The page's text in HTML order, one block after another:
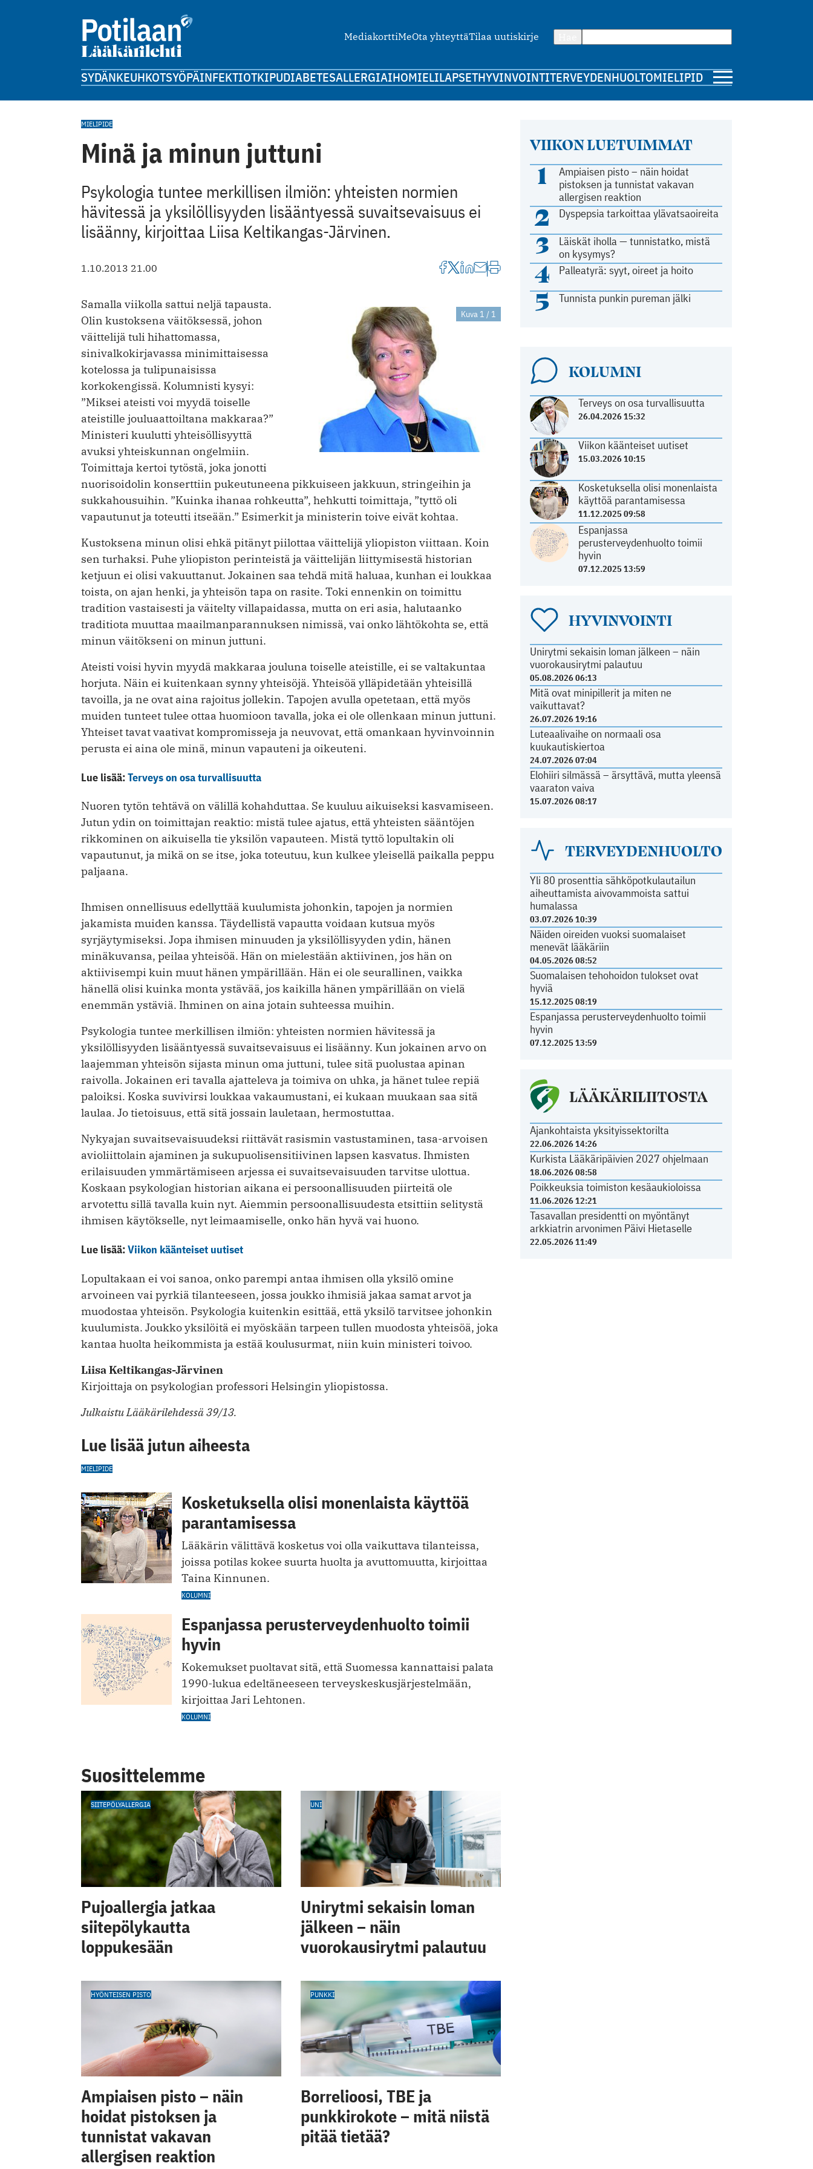
MediakorttiMeOta yhteyttäTilaa uutiskirje
SYDÄNKEUHKOTSYÖPÄINFEKTIOTKIPUDIABETESALLERGIAIHOMIELILAPSETHYVINVOINTITERVEYDENHUOLTOMIELIPIDE
VIIKON LUETUIMMAT
1
Ampiaisen pisto – näin hoidat
pistoksen ja tunnistat vakavan
allergisen reaktion
2 Dyspepsia tarkoittaa ylävatsaoireita
3
Läiskät iholla — tunnistatko, mistä
on kysymys?
4 Palleatyrä: syyt, oireet ja hoito
5 Tunnista punkin pureman jälki
KOLUMNI
Terveys on osa turvallisuutta
26.04.2026 15:32
Viikon käänteiset uutiset
15.03.2026 10:15
Kosketuksella olisi monenlaista
käyttöä parantamisessa
11.12.2025 09:58
Espanjassa
perusterveydenhuolto toimii
hyvin
07.12.2025 13:59
HYVINVOINTI
Unirytmi sekaisin loman jälkeen – näin
vuorokausirytmi palautuu
05.08.2026 06:13
Mitä ovat minipillerit ja miten ne
vaikuttavat?
26.07.2026 19:16
Luteaalivaihe on normaali osa
kuukautiskiertoa
24.07.2026 07:04
Elohiiri silmässä – ärsyttävä, mutta yleensä
vaaraton vaiva
15.07.2026 08:17
TERVEYDENHUOLTO
Yli 80 prosenttia sähköpotkulautailun
aiheuttamista aivovammoista sattui
humalassa
03.07.2026 10:39
Näiden oireiden vuoksi suomalaiset
menevät lääkäriin
04.05.2026 08:52
Suomalaisen tehohoidon tulokset ovat
hyviä
15.12.2025 08:19
Espanjassa perusterveydenhuolto toimii
hyvin
07.12.2025 13:59
LÄÄKÄRILIITOSTA
Ajankohtaista yksityissektorilta
22.06.2026 14:26
Kurkista Lääkäripäivien 2027 ohjelmaan
18.06.2026 08:58
Poikkeuksia toimiston kesäaukioloissa
11.06.2026 12:21
Tasavallan presidentti on myöntänyt
arkkiatrin arvonimen Päivi Hietaselle
22.05.2026 11:49
MIELIPIDE
Minä ja minun juttuni
Psykologia tuntee merkillisen ilmiön: yhteisten normien
hävitessä ja yksilöllisyyden lisääntyessä suvaitsevaisuus ei
lisäänny, kirjoittaa Liisa Keltikangas-Järvinen.
1.10.2013 21.00
Kuva 1 / 1
Samalla viikolla sattui neljä tapausta.
Olin kustoksena väitöksessä, johon
väittelijä tuli hihattomassa,
sinivalkokirjavassa minimittaisessa
kotelossa ja tulipunaisissa
korkokengissä. Kolumnisti kysyi:
”Miksei ateisti voi myydä toiselle
ateistille jouluaattoiltana makkaraa?”
Ministeri kuulutti yhteisöllisyyttä
avuksi yhteiskunnan ongelmiin.
Toimittaja kertoi tytöstä, joka jonotti
nuorisoidolin konserttiin pukeutuneena pikkuiseen jakkuun, stringeihin ja
sukkahousuihin. ”Kuinka ihanaa rohkeutta”, hehkutti toimittaja, ”tyttö oli
vapautunut ja toteutti itseään.” Esimerkit ja ministerin toive eivät kohtaa.
Kustoksena minun olisi ehkä pitänyt piilottaa väittelijä yliopiston viittaan. Koin
sen turhaksi. Puhe yliopiston perinteistä ja väittelijän liittymisestä historian
ketjuun ei olisi vakuuttanut. Jokainen saa tehdä mitä haluaa, kunhan ei loukkaa
toista, on ajan henki, ja yhteisön tapa on rasite. Toki ennenkin on toimittu
tradition vastaisesti ja väitelty villapaidassa, mutta on eri asia, halutaanko
traditiota muuttaa maailmanparannuksen nimissä, vai onko lähtökohta se, että
minun väitökseni on minun juttuni.
Ateisti voisi hyvin myydä makkaraa jouluna toiselle ateistille, ei se valtakuntaa
horjuta. Näin ei kuitenkaan synny yhteisöjä. Yhteisöä ylläpidetään yhteisillä
tavoilla, ja ne ovat aina rajoitus jollekin. Tapojen avulla opetetaan, että myös
muiden tunteet tulee ottaa huomioon tavalla, joka ei ole ollenkaan minun juttuni.
Yhteiset tavat vaativat kompromisseja ja neuvovat, että omankaan hyvinvoinnin
perusta ei aina ole minä, minun vapauteni ja oikeuteni.
Lue lisää:Terveys on osa turvallisuutta
Nuoren tytön tehtävä on välillä kohahduttaa. Se kuuluu aikuiseksi kasvamiseen.
Jutun ydin on toimittajan reaktio: mistä tulee ajatus, että yhteisten sääntöjen
rikkominen on aikuisella tie yksilön vapauteen. Mistä tyttö lopultakin oli
vapautunut, ja mikä on se itse, joka toteutuu, kun kulkee yleisellä paikalla peppu
paljaana.
Ihmisen onnellisuus edellyttää kuulumista johonkin, tapojen ja normien
jakamista muiden kanssa. Täydellistä vapautta voidaan kutsua myös
syrjäytymiseksi. Jopa ihmisen minuuden ja yksilöllisyyden ydin, hänen
minäkuvansa, peilaa yhteisöä. Hän on mielestään aktiivinen, jos hän on
aktiivisempi kuin muut hänen ympärillään. Hän ei ole seurallinen, vaikka
hänellä olisi kuinka monta ystävää, jos kaikilla hänen ympärillään on vielä
enemmän ystäviä. Ihminen on aina jotain suhteessa muihin.
Psykologia tuntee merkillisen ilmiön: yhteisten normien hävitessä ja
yksilöllisyyden lisääntyessä suvaitsevaisuus ei lisäänny. Kun jokainen arvo on
laajemman yhteisön sijasta minun oma juttuni, tulee sitä puolustaa apinan
raivolla. Jokainen eri tavalla ajatteleva ja toimiva on uhka, ja hänet tulee repiä
paloiksi. Koska suvivirsi loukkaa vakaumustani, ei kukaan muukaan saa sitä
laulaa. Jo tietoisuus, että sitä jossain lauletaan, hermostuttaa.
Nykyajan suvaitsevaisuudeksi riittävät rasismin vastustaminen, tasa-arvoisen
avioliittolain ajaminen ja sukupuolisensitiivinen lapsen kasvatus. Ihmisten
erilaisuuden ymmärtämiseen arjessa ei suvaitsevaisuuden tarvitse ulottua.
Koskaan psykologian historian aikana ei persoonallisuuden piirteitä ole
arvotettu sillä tavalla kuin nyt. Aiemmin persoonallisuudesta etsittiin selitystä
ihmisen käytökselle, nyt leimaamiselle, onko hän hyvä vai huono.
Lue lisää:Viikon käänteiset uutiset
Lopultakaan ei voi sanoa, onko parempi antaa ihmisen olla yksilö omine
arvoineen vai pyrkiä tilanteeseen, jossa joukko ihmisiä jakaa samat arvot ja
muodostaa yhteisön. Psykologia kuitenkin esittää, että yksilö tarvitsee johonkin
kuulumista. Joukko yksilöitä ei myöskään tarpeen tullen muodosta yhteisöä, joka
kantaa huolta heikommista ja estää koulusurmat, niin kuin ministeri toivoo.
Liisa Keltikangas-Järvinen
Kirjoittaja on psykologian professori Helsingin yliopistossa.
Julkaistu Lääkärilehdessä 39/13.
Lue lisää jutun aiheesta
MIELIPIDE
Kosketuksella olisi monenlaista käyttöä
parantamisessa
Lääkärin välittävä kosketus voi olla vaikuttava tilanteissa,
joissa potilas kokee suurta huolta ja avuttomuutta, kirjoittaa
Taina Kinnunen.
KOLUMNI
Espanjassa perusterveydenhuolto toimii
hyvin
Kokemukset puoltavat sitä, että Suomessa kannattaisi palata
1990-lukua edeltäneeseen terveyskeskusjärjestelmään,
kirjoittaa Jari Lehtonen.
KOLUMNI
Suosittelemme
SIITEPÖLYALLERGIA
Pujoallergia jatkaa
siitepölykautta
loppukesään
UNI
Unirytmi sekaisin loman
jälkeen – näin
vuorokausirytmi palautuu
HYÖNTEISEN PISTO
Ampiaisen pisto – näin
hoidat pistoksen ja
tunnistat vakavan
allergisen reaktion
PUNKKI
Borrelioosi, TBE ja
punkkirokote – mitä niistä
pitää tietää?